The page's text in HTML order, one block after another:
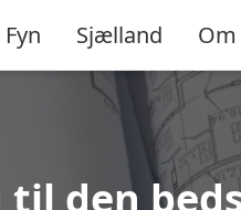
Fyn Sjælland
den